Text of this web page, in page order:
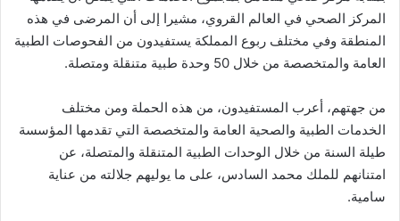
المركز الصحي في العالم القروي، مشيرا إلى أن المرضى في هذه
المنطقة وفي مختلف ربوع المملكة يستفيدون من الفحوصات الطبية
العامة والمتخصصة من خلال 50 وحدة طبية متنقلة ومتصلة.
من جهتهم، أعرب المستفيدون، من هذه الحملة ومن مختلف
الخدمات الطبية والصحية العامة والمتخصصة التي تقدمها المؤسسة
طيلة السنة من خلال الوحدات الطبية المتنقلة والمتصلة، عن
امتنانهم للملك محمد السادس، على ما يوليهم جلالته من عناية
سامية.